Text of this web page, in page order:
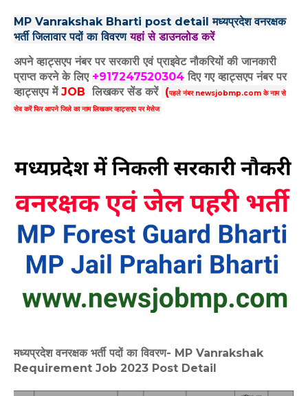
MP Vanrakshak Bharti post detail मध्यप्रदेश वनरक्षक
भर्ती जिलावार पदों का विवरणयहां से डाउनलोड करें
अपने व्हाट्सएप नंबर पर सरकारी एवं प्राइवेट नौकरियों की जानकारी
प्राप्त करने के लिए +917247520304 दिए गएव्हाट्सएपनंबर पर
व्हाट्सएप में JOB लिखकर सेंड करें (पहले नंबर newsjobmp.com के नाम से
सेव करें फिर आपनेजिले का नाम लिखकर व्हाट्सएप पर मेसेज
मध्यप्रदेश वनरक्षक भर्ती पदों का विवरण- MP Vanrakshak
Requirement Job 2023 Post Detail